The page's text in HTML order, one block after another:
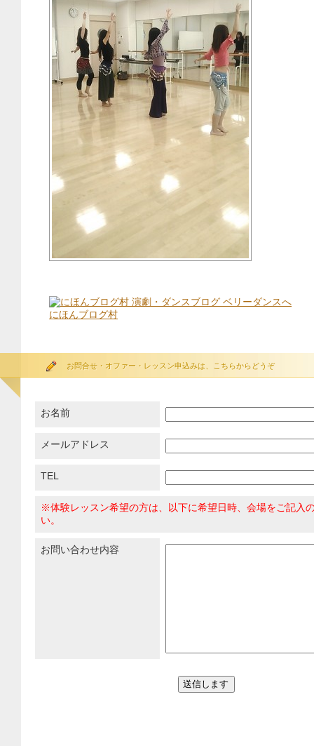
にほんブログ村
お問合せ・オファー・レッスン申込みは、こちらからどうぞ
お名前
メールアドレス
TEL
※体験レッスン希望の方は、以下に希望日時、会場をご記入
い。
お問い合わせ内容